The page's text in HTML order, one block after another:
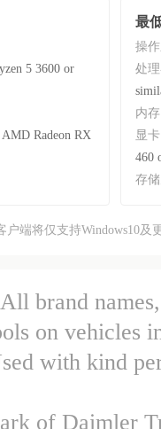
5 3600 or
Radeon RX
最
操
处
内
显
460
存
户端将仅支持Windows10及
brand
on vehicles
with kind
of Daimler